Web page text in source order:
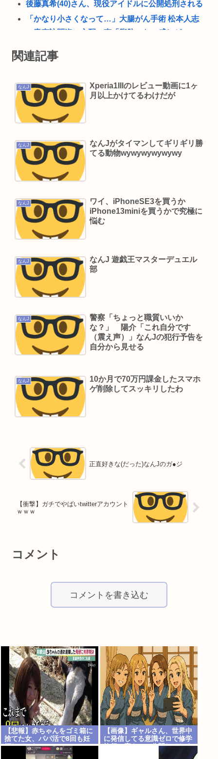
後藤真希(40)さん、現役アイドルに公開処刑される
「かなり小さくなって…」大腸がん手術 松本人志
の青森訪問姿に心配の声「脂肪のない感じが」
ラーメン二郎「もう食わない？ さっきは食べれる
る？
昔のおまいら「マクドはクソ！モスバーガー最高
や！」👈この風潮はもう無くなった？
ので身を隠す
はてな、11億円流出の調査報告書を公開。 偽警
察、口外禁止、残業・休日出勤200時間越、孤
糖質寛解傾向なんだが、「猫が満足げな返事して
る」と言ったら母親に「お気の毒w」と言われた
現在ヤフコメ時速ランキング1位の記事がこれ。ど
ベジットのベジータ要素、ネーミングセンスしか
ない
関連記事
なんJ
Xperia1IIIのレビュー動画に1ヶ
月以上かけてるわけだが
なんJ
なんJがタイマンしてギリギリ勝
てる動物wywywywywywy
なんJ
ワイ、iPhoneSE3を買うか
iPhone13miniを買うかで究極に
悩む
なんJ
なんJ 遊戯王マスターデュエル
部
なんJ
警察「ちょっと職質いいか
な？」 陽介「これ自分です
（震え声）」なんJの犯行予告を
自分から見せる
なんJ
10か月で70万円課金したスマホ
ゲ削除してスッキリしたわ
正直好きな(だった)なんJのガ●ジ
【衝撃】ガチでやばいtwitterアカウント
ｗｗｗ
コメント
コメントを書き込む
【悲報】赤ちゃんをゴミ箱に
捨てた女、パパ活で8回も妊
娠していた
【画像】ギャルさん、世界中
に発信してる意識ゼロで修学
旅行の宿をSNS公開してしま